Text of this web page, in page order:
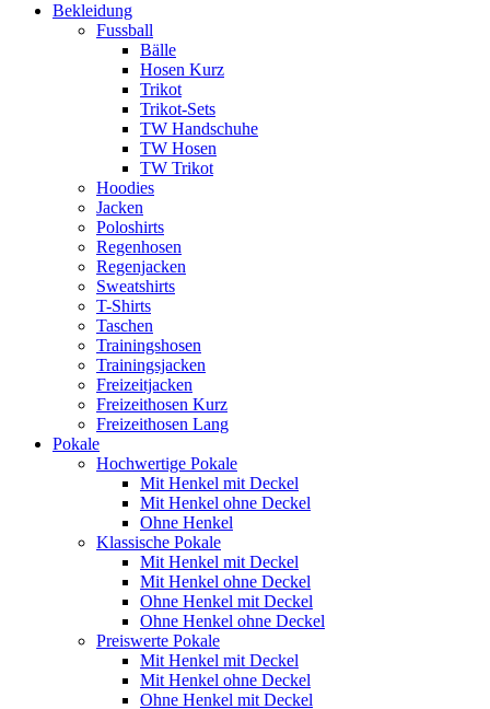
Bekleidung
Fussball
Bälle
Hosen Kurz
Trikot
Trikot-Sets
TW Handschuhe
TW Hosen
TW Trikot
Hoodies
Jacken
Poloshirts
Regenhosen
Regenjacken
Sweatshirts
T-Shirts
Taschen
Trainingshosen
Trainingsjacken
Freizeitjacken
Freizeithosen Kurz
Freizeithosen Lang
Pokale
Hochwertige Pokale
Mit Henkel mit Deckel
Mit Henkel ohne Deckel
Ohne Henkel
Klassische Pokale
Mit Henkel mit Deckel
Mit Henkel ohne Deckel
Ohne Henkel mit Deckel
Ohne Henkel ohne Deckel
Preiswerte Pokale
Mit Henkel mit Deckel
Mit Henkel ohne Deckel
Ohne Henkel mit Deckel